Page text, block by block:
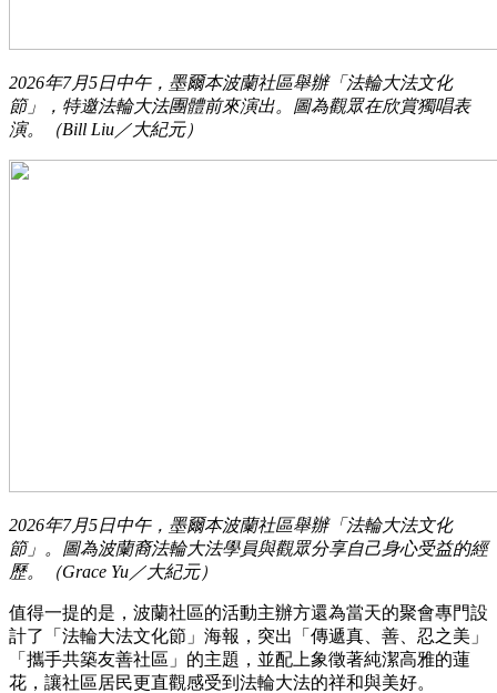
2026年7月5日中午，墨爾本波蘭社區舉辦「法輪大法文化
節」，特邀法輪大法團體前來演出。圖為觀眾在欣賞獨唱表
演。（Bill Liu／大紀元）
2026年7月5日中午，墨爾本波蘭社區舉辦「法輪大法文化
節」。圖為波蘭裔法輪大法學員與觀眾分享自己身心受益的經
歷。（Grace Yu／大紀元）
值得一提的是，波蘭社區的活動主辦方還為當天的聚會專門設
計了「法輪大法文化節」海報，突出「傳遞真、善、忍之美」
「攜手共築友善社區」的主題，並配上象徵著純潔高雅的蓮
花，讓社區居民更直觀感受到法輪大法的祥和與美好。